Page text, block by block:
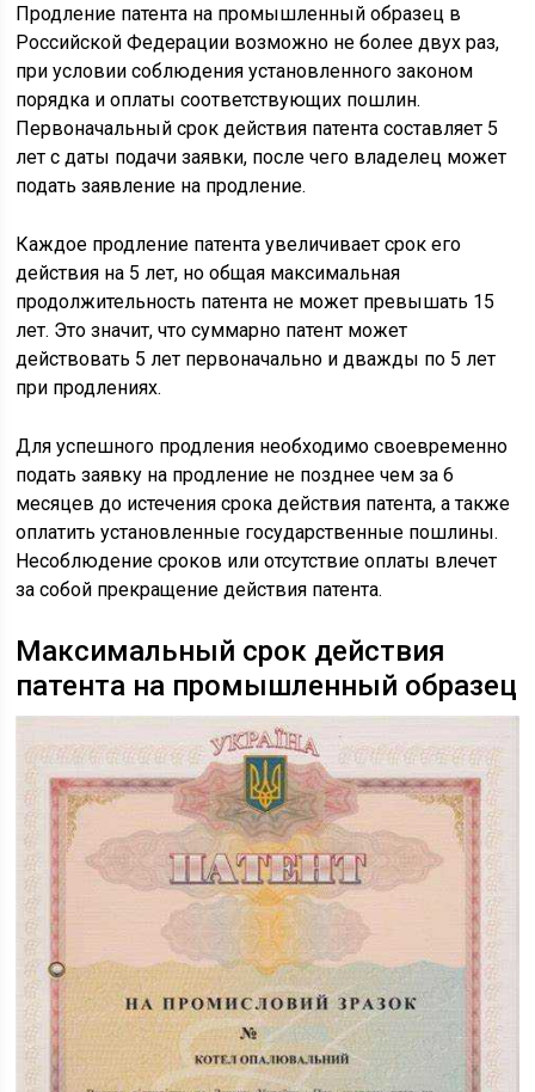
Продление патента на промышленный образец в
Российской Федерации возможно не более двух раз,
при условии соблюдения установленного законом
порядка и оплаты соответствующих пошлин.
Первоначальный срок действия патента составляет 5
лет с даты подачи заявки, после чего владелец может
подать заявление на продление.
Каждое продление патента увеличивает срок его
действия на 5 лет, но общая максимальная
продолжительность патента не может превышать 15
лет. Это значит, что суммарно патент может
действовать 5 лет первоначально и дважды по 5 лет
при продлениях.
Для успешного продления необходимо своевременно
подать заявку на продление не позднее чем за 6
месяцев до истечения срока действия патента, а также
оплатить установленные государственные пошлины.
Несоблюдение сроков или отсутствие оплаты влечет
за собой прекращение действия патента.
Максимальный срок действия
патента на промышленный образец